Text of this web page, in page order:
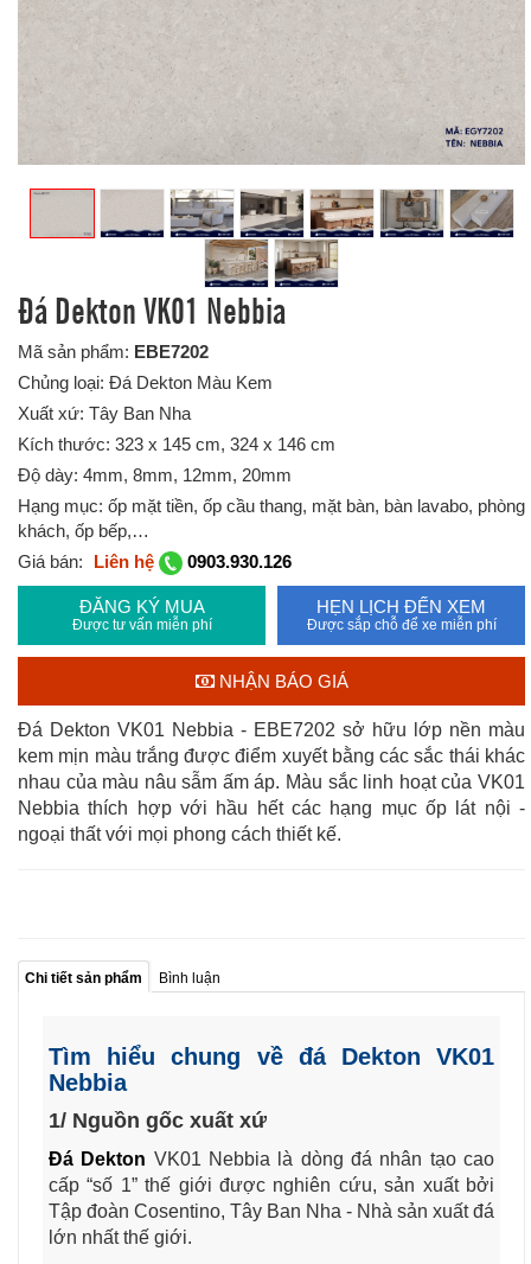
Đá Dekton VK01 Nebbia
Mã sản phẩm: EBE7202
Chủng loại: Đá Dekton Màu Kem
Xuất xứ: Tây Ban Nha
Kích thước: 323 x 145 cm, 324 x 146 cm
Độ dày: 4mm, 8mm, 12mm, 20mm
Hạng mục: ốp mặt tiền, ốp cầu thang, mặt bàn, bàn lavabo, phòng
khách, ốp bếp,…
Giá bán:
Liên hệ 0903.930.126
ĐĂNG KÝ MUA
Được tư vấn miễn phí
HẸN LỊCH ĐẾN XEM
Được sắp chỗ để xe miễn phí
NHẬN BÁO GIÁ
Đá Dekton VK01 Nebbia - EBE7202 sở hữu lớp nền màu
kem mịn màu trắng được điểm xuyết bằng các sắc thái khác
nhau của màu nâu sẫm ấm áp. Màu sắc linh hoạt của VK01
Nebbia thích hợp với hầu hết các hạng mục ốp lát nội -
ngoại thất với mọi phong cách thiết kế.
Chi tiết sản phẩm Bình luận
Tìm hiểu chung về đá Dekton VK01
Nebbia
1/ Nguồn gốc xuất xứ
Đá Dekton VK01 Nebbia là dòng đá nhân tạo cao
cấp “số 1” thế giới được nghiên cứu, sản xuất bởi
Tập đoàn Cosentino, Tây Ban Nha - Nhà sản xuất đá
lớn nhất thế giới.